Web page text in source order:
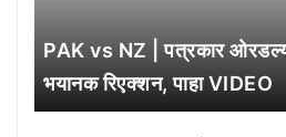
PAK vs NZ | पत्रकार
भयानक रिएक्शन, पाहा VIDEO